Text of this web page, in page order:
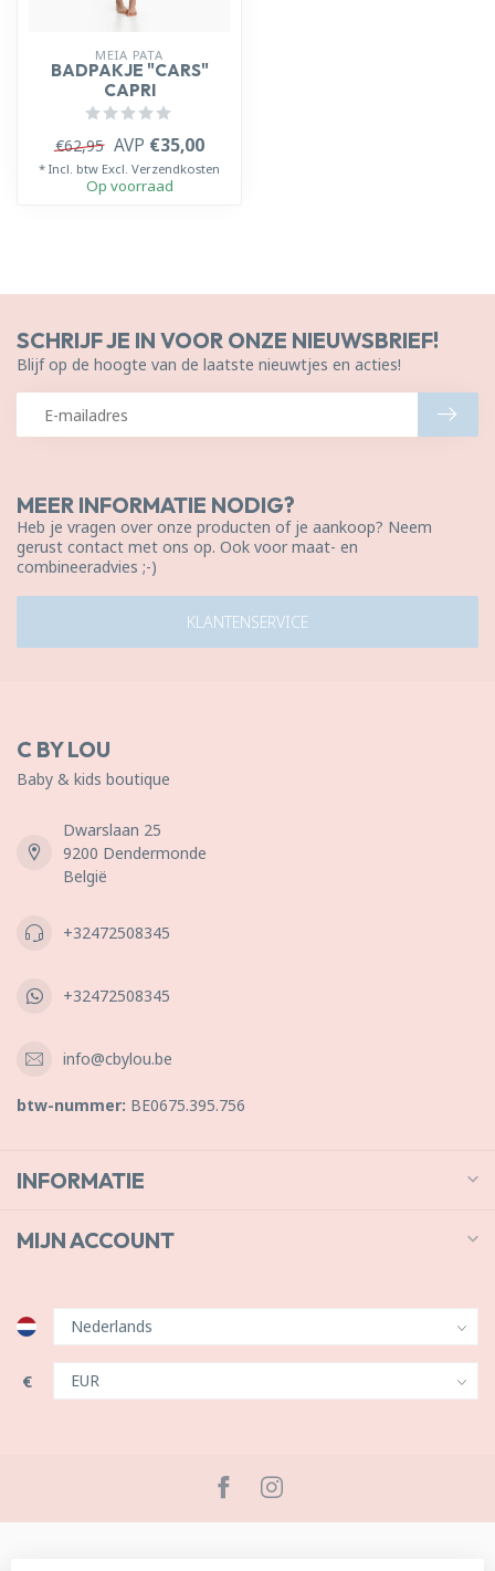
MEIA PATA
BADPAKJE "CARS"
CAPRI
€62,95 AVP €35,00
* Incl. btw Excl. Verzendkosten
Op voorraad
MEER INFORMATIE NODIG?
Heb je vragen over onze producten of je aankoop? Neem
gerust contact met ons op. Ook voor maat- en
combineeradvies ;-)
KLANTENSERVICE
SCHRIJF JE IN VOOR ONZE NIEUWSBRIEF!
Blijf op de hoogte van de laatste nieuwtjes en acties!
C BY LOU
Baby & kids boutique
Dwarslaan 25
9200 Dendermonde
België
+32472508345
+32472508345
info@cbylou.be
btw-nummer: BE0675.395.756
INFORMATIE
MIJN ACCOUNT
€